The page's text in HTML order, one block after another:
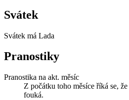
Svátek
Svátek má Lada
Pranostiky
Pranostika na akt. měsíc
Z počátku toho měsíce říká se,
fouká.